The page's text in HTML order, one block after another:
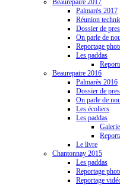
Beaurepaire 2017
Palmarès 2017
Réunion
Dossier de
On parle de
Reportage
Les paddas
Beaurepaire 2016
Palmarès 2016
Dossier de
On parle de
Les écoliers
Les paddas
Le livre
Chantonnay 2015
Les paddas
Reportage
Reportage